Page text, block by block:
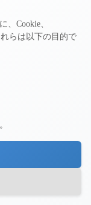
、Cookie、
れらは以下の目的で